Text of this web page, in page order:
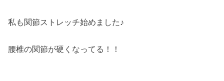
私も関節ストレッチ始めました♪
腰椎の関節が硬くなってる！！